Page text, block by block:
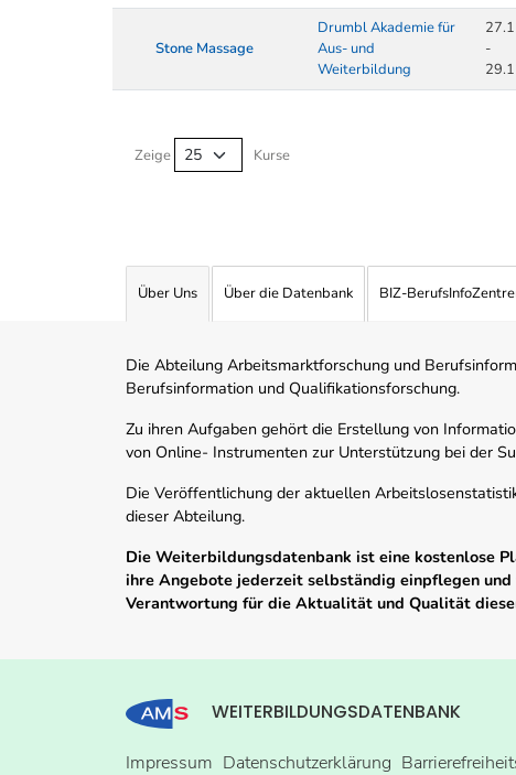
Stone Massage
Drumbl Akademie für
Aus- und
Weiterbildung
-
Zeige Kurse
Über Uns Über die Datenbank BIZ-
Die Abteilung Arbeitsmarktforschung und
Berufsinformation und Qualifikationsforschung.
Zu ihren Aufgaben gehört die Erstellung von
von Online- Instrumenten zur Unterstützung bei der
Die Veröffentlichung der aktuellen
dieser Abteilung.
Die Weiterbildungsdatenbank ist eine kostenlose
ihre Angebote jederzeit selbständig einpflegen
Verantwortung für die Aktualität und Qualität
WEITERBILDUNGSDATENBANK
Impressum Datenschutzerklärung